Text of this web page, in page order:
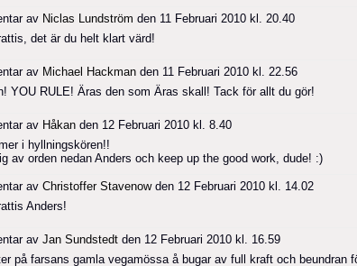
av Niclas Lundström den 11 Februari 2010 kl. 20.40
det är du helt klart värd!
av Michael Hackman den 11 Februari 2010 kl. 22.56
YOU RULE! Äras den som Äras skall! Tack för allt du gör!
av Håkan den 12 Februari 2010 kl. 8.40
i hyllningskören!!
av orden nedan Anders och keep up the good work, dude! :)
av Christoffer Stavenowden 12 Februari 2010 kl. 14.02
Anders!
av Jan Sundstedt den 12 Februari 2010 kl. 16.59
på farsans gamla vegamössa å bugar av full kraft och beundran